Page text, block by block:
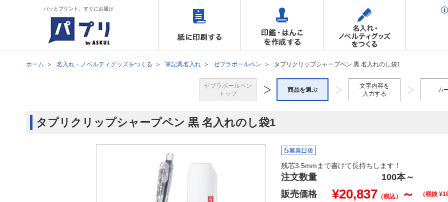
パッとプリント、すぐにお届け
ホーム 名入れ・ノベルティグッズをつくる 筆記具名入れ ゼブラボールペン タプリクリップシャープペン 黒 名入れのし袋1
ゼブラボールペン
トップ
商品を選ぶ
文字内容を
入力する
カ
タプリクリップシャープペン 黒 名入れのし袋1
残芯3.5mmまで書けて長持ちします！
注文数量 100本～
販売価格
¥20,837 （税込） ～ （税抜 ¥